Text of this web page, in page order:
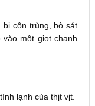
bị côn trùng, bò sát
một giọt chanh
lạnh của thịt vịt.